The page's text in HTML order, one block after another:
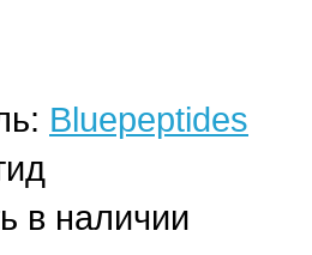
Bluepeptides
в наличии